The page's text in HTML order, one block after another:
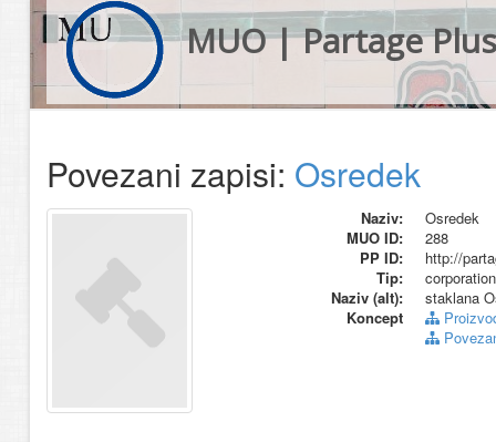
MUO | Partage Plus
Povezani zapisi: Osredek
Naziv:
Osredek
MUO ID:
288
PP ID:
http://
Tip:
corporation
Naziv (alt):
staklana
Koncept